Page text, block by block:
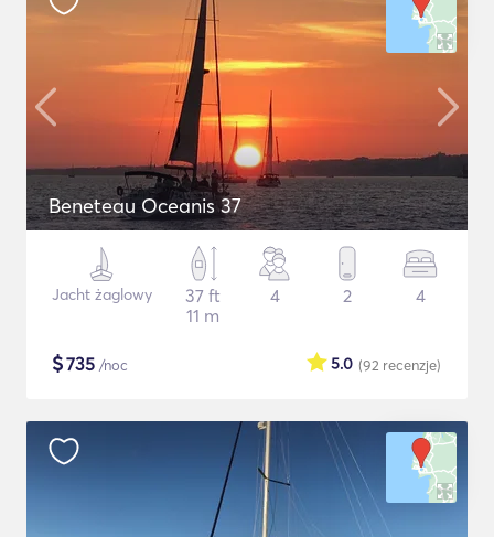
Beneteau Oceanis 37
Jacht żaglowy
37 ft
11 m
4 2 4
$735 /noc (92 recenzje)
5.0